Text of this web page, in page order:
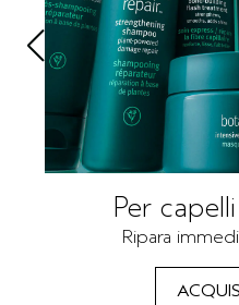
Per
Ripara